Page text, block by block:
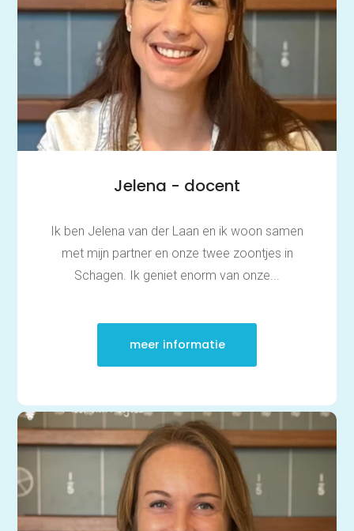
Jelena - docent
Ik ben Jelena van der Laan en ik woon samen
met mijn partner en onze twee zoontjes in
Schagen. Ik geniet enorm van onze...
meer informatie